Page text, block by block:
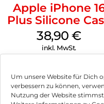
Um unsere Website für Dich
verbessern zu können,
Nutzung der Website
Apple iPhone
Plus Silicone
MagSafe Denim
38,90€
inkl. MwSt.